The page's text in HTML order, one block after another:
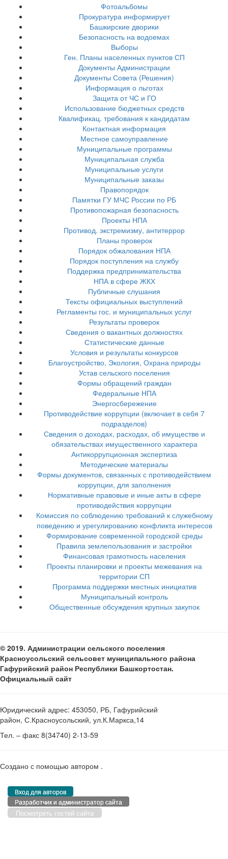
Фотоальбомы
Прокуратура информирует
Башкирские дворики
Безопасность на водоемах
Выборы
Ген. Планы населенных пунктов СП
Документы Администрации
Документы Совета (Решения)
Информация о льготах
Защита от ЧС и ГО
Использование бюджетных средств
Квалификац. требования к кандидатам
Контактная информация
Местное самоуправление
Муниципальные программы
Муниципальная служба
Муниципальные услуги
Муниципальные заказы
Правопорядок
Памятки ГУ МЧС России по РБ
Противопожарная безопасность
Проекты НПА
Противод. экстремизму, антитеррор
Планы проверок
Порядок обжалования НПА
Порядок поступления на службу
Поддержка предпринимательства
НПА в сфере ЖКХ
Публичные слушания
Тексты официальных выступлений
Регламенты гос. и муниципальных услуг
Результаты проверок
Сведения о вакантных должностях
Статистические данные
Условия и результаты конкурсов
Благоустройство, Экология, Охрана природы
Устав сельского поселения
Формы обращений граждан
Федеральные НПА
Энергосбережение
Противодействие коррупции (включает в себя 7
подразделов)
Сведения о доходах, расходах, об имуществе и
обязательствах имущественного характера
Антикоррупционная экспертиза
Методические материалы
Формы документов, связанных с противодействием
коррупции, для заполнения
Нормативные правовые и иные акты в сфере
противодействия коррупции
Комиссия по соблюдению требований к служебному
поведению и урегулированию конфликта интересов
Формирование современной городской среды
Правила землепользования и застройки
Финансовая грамотность населения
Проекты планировки и проекты межевания на
территории СП
Программа поддержки местных инициатив
Муниципальный контроль
Общественные обсуждения крупных закупок
© 2019. Администрации сельского поселения
Красноусольский сельсовет муниципального района
Гафурийский район Республики Башкортостан.
Официальный сайт
Юридический адрес: 453050, РБ, Гафурийский
район, С.Красноусольский, ул.К.Маркса,14
Тел. – факс 8(34740) 2-13-59
Создано с помощью автором .
Вход для авторов
Разработчик и администратор сайта
Посмотреть гостей сайта